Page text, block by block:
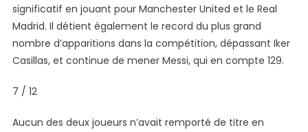
significatif en jouant pour Manchester United et le Real
Madrid. Il détient également le record du plus grand
nombre d’apparitions dans la compétition, dépassant Iker
Casillas, et continue de mener Messi, qui en compte 129.
7 / 12
Aucun des deux joueurs n’avait remporté de titre en